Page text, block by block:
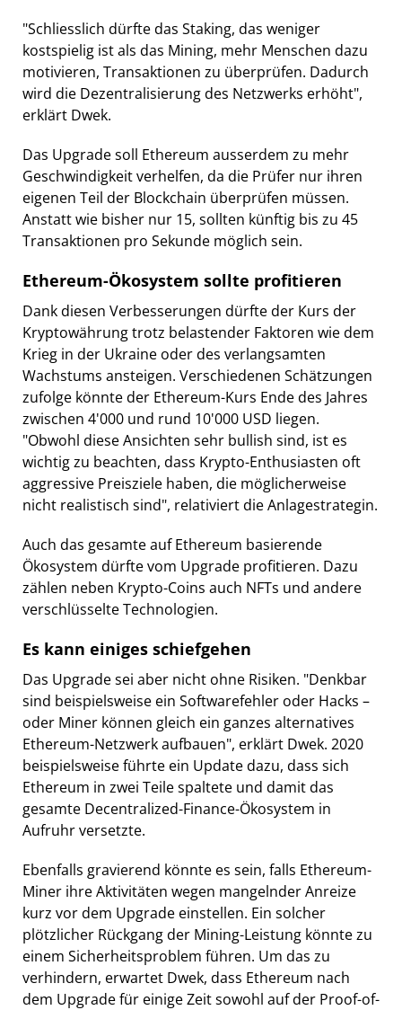
"Schliesslich dürfte das Staking, das weniger
kostspielig ist als das Mining, mehr Menschen dazu
motivieren, Transaktionen zu überprüfen. Dadurch
wird die Dezentralisierung des Netzwerks erhöht",
erklärt Dwek.
Das Upgrade soll Ethereum ausserdem zu mehr
Geschwindigkeit verhelfen, da die Prüfer nur ihren
eigenen Teil der Blockchain überprüfen müssen.
Anstatt wie bisher nur 15, sollten künftig bis zu 45
Transaktionen pro Sekunde möglich sein.
Ethereum-Ökosystem sollte profitieren
Dank diesen Verbesserungen dürfte der Kurs der
Kryptowährung trotz belastender Faktoren wie dem
Krieg in der Ukraine oder des verlangsamten
Wachstums ansteigen. Verschiedenen Schätzungen
zufolge könnte der Ethereum-Kurs Ende des Jahres
zwischen 4'000 und rund 10'000 USD liegen.
"Obwohl diese Ansichten sehr bullish sind, ist es
wichtig zu beachten, dass Krypto-Enthusiasten oft
aggressive Preisziele haben, die möglicherweise
nicht realistisch sind", relativiert die Anlagestrategin.
Auch das gesamte auf Ethereum basierende
Ökosystem dürfte vom Upgrade profitieren. Dazu
zählen neben Krypto-Coins auch NFTs und andere
verschlüsselte Technologien.
Es kann einiges schiefgehen
Das Upgrade sei aber nicht ohne Risiken. "Denkbar
sind beispielsweise ein Softwarefehler oder Hacks –
oder Miner können gleich ein ganzes alternatives
Ethereum-Netzwerk aufbauen", erklärt Dwek. 2020
beispielsweise führte ein Update dazu, dass sich
Ethereum in zwei Teile spaltete und damit das
gesamte Decentralized-Finance-Ökosystem in
Aufruhr versetzte.
Ebenfalls gravierend könnte es sein, falls Ethereum-
Miner ihre Aktivitäten wegen mangelnder Anreize
kurz vor dem Upgrade einstellen. Ein solcher
plötzlicher Rückgang der Mining-Leistung könnte zu
einem Sicherheitsproblem führen. Um das zu
verhindern, erwartet Dwek, dass Ethereum nach
dem Upgrade für einige Zeit sowohl auf der Proof-of-